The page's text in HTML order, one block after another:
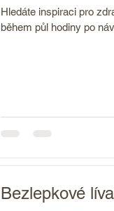
Hledáte inspiraci pro
během půl hodiny po
Bezlepkové